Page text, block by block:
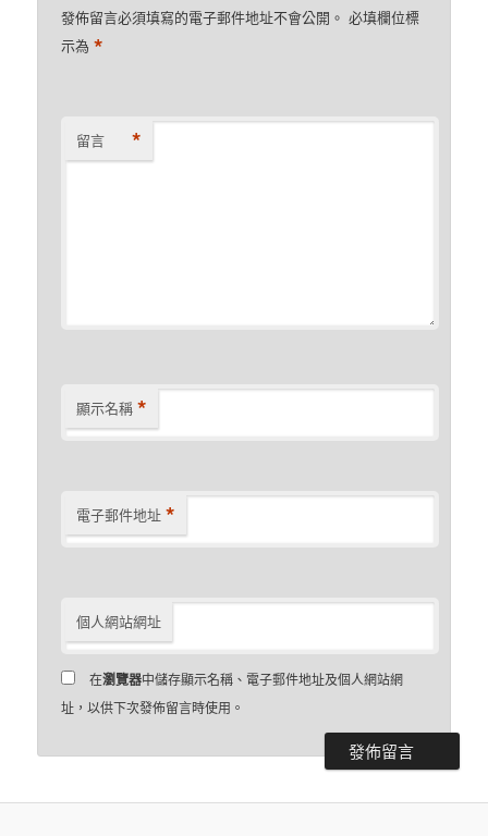
發佈留言必須填寫的電子郵件地址不會公開。 必填欄位標
示為*
留言 *
顯示名稱 *
電子郵件地址 *
個人網站網址
在瀏覽器中儲存顯示名稱、電子郵件地址及個人網站網
址，以供下次發佈留言時使用。